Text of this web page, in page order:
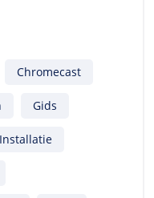
Chromecast
Gids
Installatie